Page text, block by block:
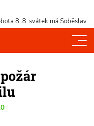
8. 8. svátek má Soběslav